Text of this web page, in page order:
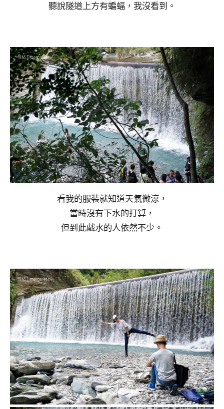
聽說隧道上方有蝙蝠，我沒看到。
看我的服裝就知道天氣微涼，
當時沒有下水的打算，
但到此戲水的人依然不少。